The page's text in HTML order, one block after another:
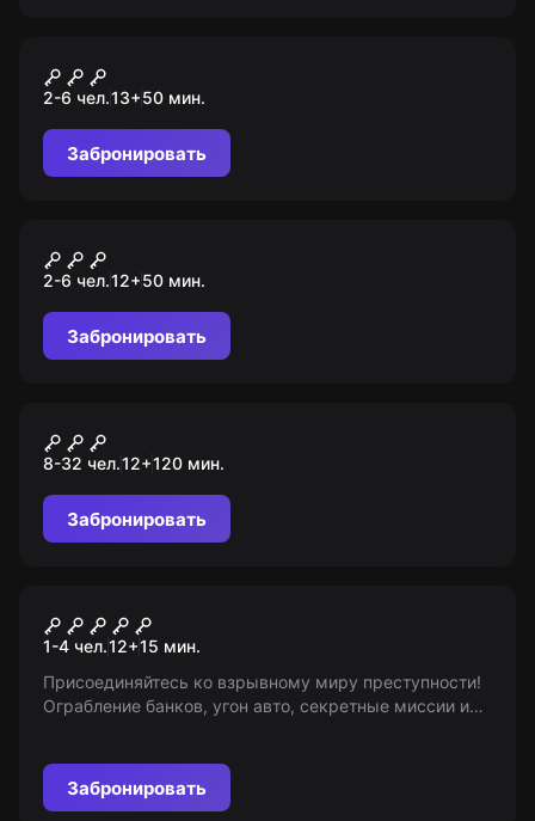
Выживание
2-6 чел.13+50 мин.
Забронировать
Prince of Persia: the Dagger
of Time
2-6 чел.12+50 мин.
Забронировать
Завещание Флинта
8-32 чел.12+120 мин.
Забронировать
Payday 2
1-4 чел.12+15 мин.
Присоединяйтесь ко взрывному миру преступности!
Ограбление банков, угон авто, секретные миссии и
Забронировать